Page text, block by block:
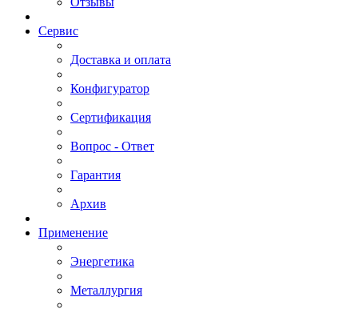
Сервис
Доставка и оплата
Конфигуратор
Сертификация
Вопрос - Ответ
Гарантия
Архив
Применение
Энергетика
Металлургия